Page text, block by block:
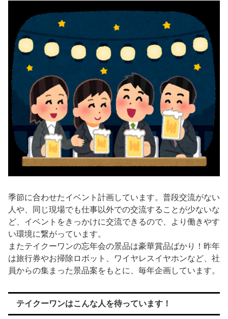
季節に合わせたイベント計画しています。普段交流がない
人や、同じ現場でも仕事以外での交流することが少ないな
ど、イベントをきっかけに交流できるので、より働きやす
い環境に繋がっています。
またテイクーワンの忘年会の景品は豪華賞品ばかり！昨年
は旅行券やお掃除ロボット、ワイヤレスイヤホンなど、社
員からの集まった景品案をもとに、毎年企画しています。
テイクーワンはこんな人を待っています！